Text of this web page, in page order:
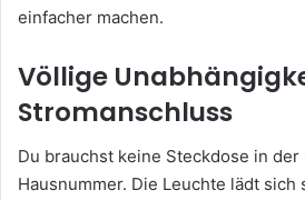
einfacher machen.
Völlige
Stromanschluss
Du brauchst keine Steckdose in der
Hausnummer. Die Leuchte lädt